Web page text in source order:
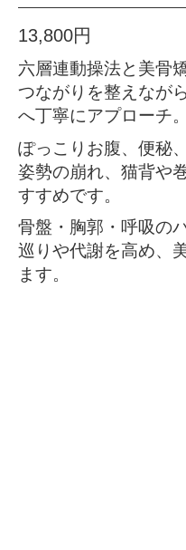
13,800円
六層連動操法と美骨
つながりを整えなが
へ丁寧にアプローチ。
ぽっこりお腹、便秘
姿勢の崩れ、猫背や
すすめです。
骨盤・胸郭・呼吸の
巡りや代謝を高め、
ます。